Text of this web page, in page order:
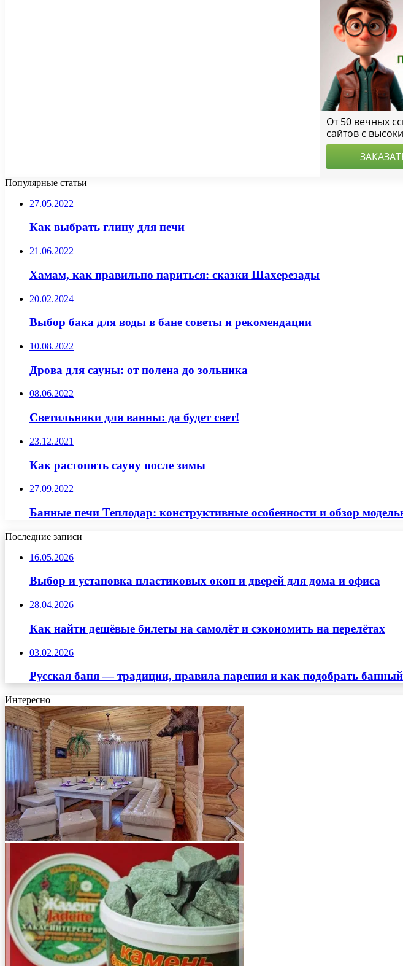
Популярные статьи
27.05.2022
Как выбрать глину для печи
21.06.2022
Хамам, как правильно париться: сказки Шахерезады
20.02.2024
Выбор бака для воды в бане советы и рекомендации
10.08.2022
Дрова для сауны: от полена до зольника
08.06.2022
Светильники для ванны: да будет свет!
23.12.2021
Как растопить сауну после зимы
27.09.2022
Банные печи Теплодар: конструктивные особенности и обзор
Последние записи
16.05.2026
Выбор и установка пластиковых окон и дверей для дома и офиса
28.04.2026
Как найти дешёвые билеты на самолёт и сэкономить на перелётах
03.02.2026
Русская баня — традиции, правила парения и как подобрать
Интересно